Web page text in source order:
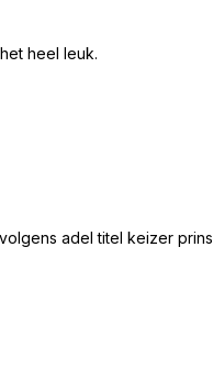
heel leuk.
adel titel keizer